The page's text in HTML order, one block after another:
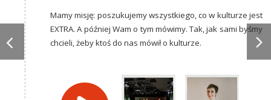
Mamy misję: poszukujemy wszystkiego, co w kulturze jest
EXTRA. A później Wam o tym mówimy. Tak, jak sami byśmy
chcieli, żeby ktoś do nas mówił o kulturze.